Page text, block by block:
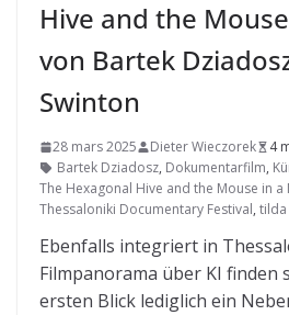
Hive and the
von Bartek
Swinton
28 mars 2025 Dieter Wieczorek
4
Bartek Dziadosz, Dokumentarfilm,
The Hexagonal Hive and the Mouse in a
Thessaloniki Documentary Festival, tilda
Ebenfalls integriert in
Filmpanorama über KI finden
ersten Blick lediglich ein